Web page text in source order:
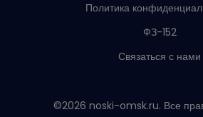
Политика
ФЗ-152
Связаться с нами
©2026 noski-omsk.ru. Все